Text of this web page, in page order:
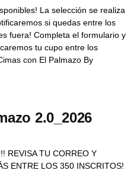
La selección se realiza
si quedas entre los
fuera! Completa el formulario y
tu cupo entre los
con El Palmazo By
2.0_2026
REVISA TU CORREO Y
ENTRE LOS 350 INSCRITOS!